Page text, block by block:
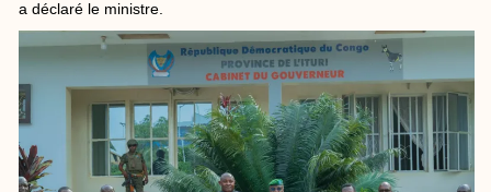
a déclaré le ministre.